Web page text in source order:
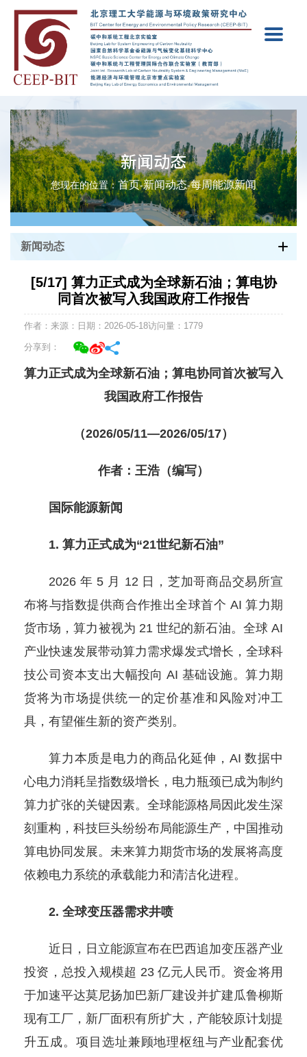
新闻动态
您现在的位置：首页-新闻动态-每周能源新闻
新闻动态
[5/17] 算力正式成为全球新石油；算电协
同首次被写入我国政府工作报告
作者： 来源： 日期：2026-05-18访问量： 1779
分享到：
算力正式成为全球新石油；算电协同首次被写入
我国政府工作报告
（2026/05/11—2026/05/17）
作者：王浩（编写）
国际能源新闻
1. 算力正式成为“21世纪新石油”
2026 年 5 月 12 日，芝加哥商品交易所宣
布将与指数提供商合作推出全球首个 AI 算力期
货市场，算力被视为 21 世纪的新石油。全球 AI
产业快速发展带动算力需求爆发式增长，全球科
技公司资本支出大幅投向 AI 基础设施。算力期
货将为市场提供统一的定价基准和风险对冲工
具，有望催生新的资产类别。
算力本质是电力的商品化延伸，AI 数据中
心电力消耗呈指数级增长，电力瓶颈已成为制约
算力扩张的关键因素。全球能源格局因此发生深
刻重构，科技巨头纷纷布局能源生产，中国推动
算电协同发展。未来算力期货市场的发展将高度
依赖电力系统的承载能力和清洁化进程。
2. 全球变压器需求井喷
近日，日立能源宣布在巴西追加变压器产业
投资，总投入规模超 23 亿元人民币。资金将用
于加速平达莫尼扬加巴新厂建设并扩建瓜鲁柳斯
现有工厂，新厂面积有所扩大，产能较原计划提
升五成。项目选址兼顾地理枢纽与产业配套优